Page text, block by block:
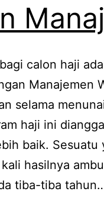
calon haji
Manajemen
selama
haji ini
baik. Sesuatu
hasilnya
tiba-tiba